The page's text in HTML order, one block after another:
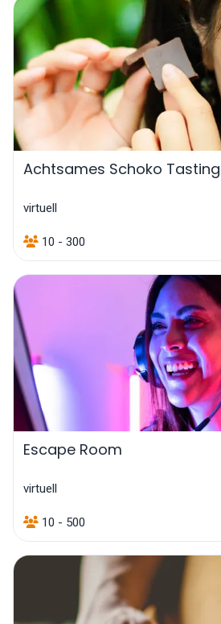
Achtsames Schoko Tasting
virtuell
10 - 300
Escape Room
virtuell
10 - 500